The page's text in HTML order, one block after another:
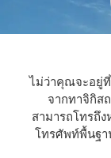
ไม่ว่าคุณจะอยู่
จากทาจิกิส
สามารถโทรถึ
โทรศัพท์พื้นฐา